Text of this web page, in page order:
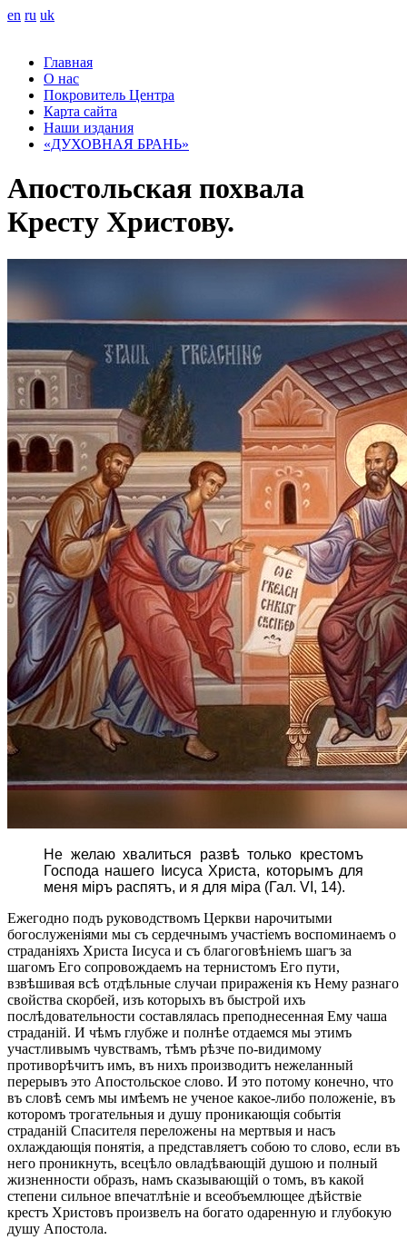
en ru uk
Главная
О нас
Покровитель Центра
Карта сайта
Наши издания
«ДУХОВНАЯ БРАНЬ»
Апостольская похвала
Кресту Христову.
Не желаю хвалиться развѣ только крестомъ
Господа нашего Іисуса Христа, которымъ для
меня міръ распятъ, и я для міра (Гал. VI, 14).
Ежегодно подъ руководствомъ Церкви нарочитыми
богослуженіями мы съ сердечнымъ участіемъ воспоминаемъ о
страданіяхъ Христа Іисуса и съ благоговѣніемъ шагъ за
шагомъ Его сопровождаемъ на тернистомъ Его пути,
взвѣшивая всѣ отдѣльные случаи прираженія къ Нему разнаго
свойства скорбей, изъ которыхъ въ быстрой ихъ
послѣдовательности составлялась преподнесенная Ему чаша
страданій. И чѣмъ глубже и полнѣе отдаемся мы этимъ
участливымъ чувствамъ, тѣмъ рѣзче по-видимому
противорѣчитъ имъ, въ нихъ производитъ нежеланный
перерывъ это Апостольское слово. И это потому конечно, что
въ словѣ семъ мы имѣемъ не ученое какое-либо положеніе, въ
которомъ трогательныя и душу проникающія событія
страданій Спасителя переложены на мертвыя и насъ
охлаждающія понятія, а представляетъ собою то слово, если въ
него проникнуть, всецѣло овладѣвающій душою и полный
жизненности образъ, намъ сказывающій о томъ, въ какой
степени сильное впечатлѣніе и всеобъемлющее дѣйствіе
крестъ Христовъ произвелъ на богато одаренную и глубокую
душу Апостола.